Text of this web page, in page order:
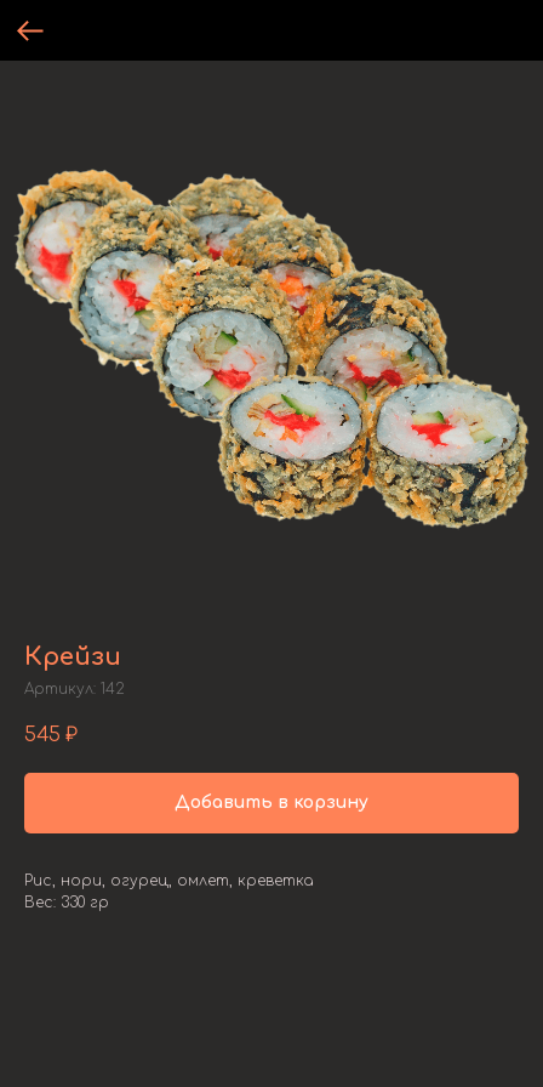
Крейзи
Артикул: 142
545 ₽
Добавить в корзину
Рис, нори, огурец, омлет, креветка
Вес: 330 гр